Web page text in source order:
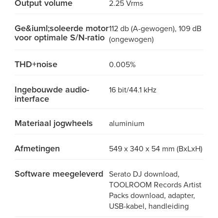
Output volume 2.25 Vrms
Ge&iuml;soleerde motor
voor optimale S/N-ratio
112 db (A-gewogen), 109 dB
(ongewogen)
THD+noise 0.005%
Ingebouwde audio-
interface
16 bit/44.1 kHz
Materiaal jogwheels aluminium
Afmetingen 549 x 340 x 54 mm (BxLxH)
Software meegeleverd Serato DJ download,
TOOLROOM Records Artist
Packs download, adapter,
USB-kabel, handleiding